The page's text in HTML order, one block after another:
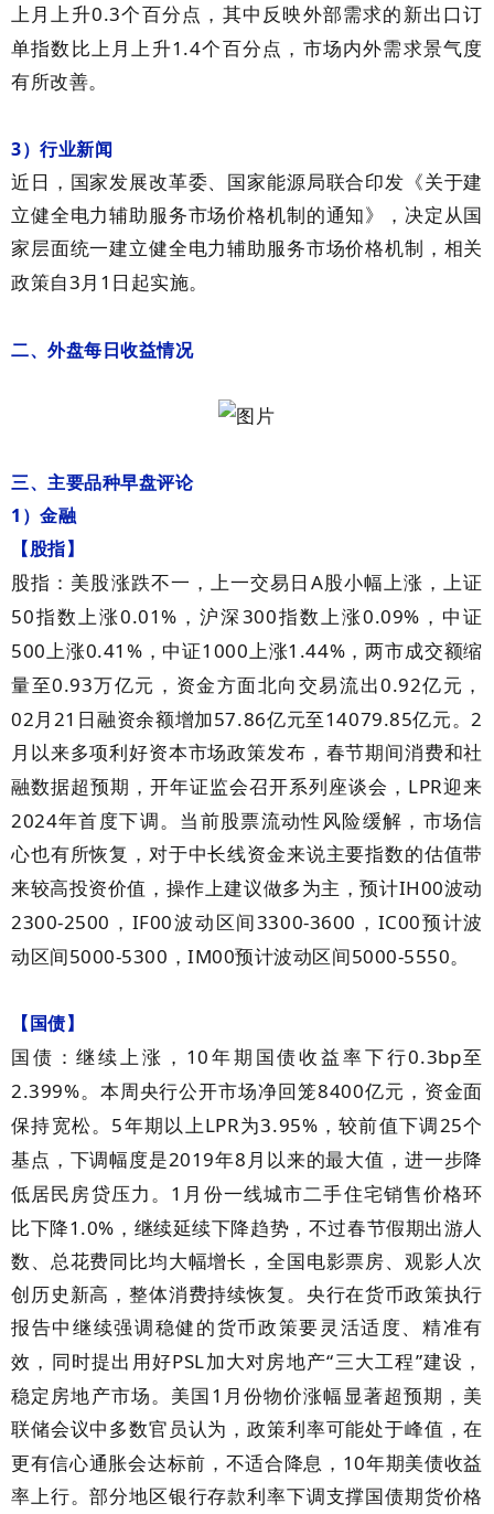
上月上升0.3个百分点，其中反映外部需求的新出口订
单指数比上月上升1.4个百分点，市场内外需求景气度
有所改善。
3）行业新闻
近日，国家发展改革委、国家能源局联合印发《关于建
立健全电力辅助服务市场价格机制的通知》，决定从国
家层面统一建立健全电力辅助服务市场价格机制，相关
政策自3 月 1 日起实施。
二、外盘每日收益情况
三、主要品种早盘评论
1 ）金融
【股指】
股指：美股涨跌不一，上一交易日 A股小幅上涨，上证
50指数上涨0.01% ，沪深 300指数上涨0.09% ，中证
500上涨0.41% ，中证1000上涨1.44% ，两市成交额缩
量至0.93万亿元，资金方面北向交易流出0.92亿元，
02 月 21 日融资余额增加57.86亿元至14079.85亿元。2
月以来多项利好资本市场政策发布，春节期间消费和社
融数据超预期，开年证监会召开系列座谈会， LPR迎来
2024年首度下调。当前股票流动性风险缓解，市场信
心也有所恢复，对于中长线资金来说主要指数的估值带
来较高投资价值，操作上建议做多为主，预计IH00波动
2300-2500 ， IF00波动区间3300-3600 ， IC00预计波
动区间5000-5300 ，IM00预计波动区间5000-5550。
【国债】
国债：继续上涨， 10 年期国债收益率下行0.3bp至
2.399%。本周央行公开市场净回笼8400亿元，资金面
保持宽松。 5年期以上LPR为3.95% ，较前值下调 25个
基点，下调幅度是2019年8 月以来的最大值，进一步降
低居民房贷压力。 1 月份一线城市二手住宅销售价格环
比下降1.0% ，继续延续下降趋势，不过春节假期出游人
数、总花费同比均大幅增长，全国电影票房、观影人次
创历史新高，整体消费持续恢复。央行在货币政策执行
报告中继续强调稳健的货币政策要灵活适度、精准有
效，同时提出用好PSL加大对房地产“三大工程”建设，
稳定房地产市场。美国 1 月份物价涨幅显著超预期，美
联储会议中多数官员认为，政策利率可能处于峰值，在
更有信心通胀会达标前，不适合降息， 10年期美债收益
率上行。部分地区银行存款利率下调支撑国债期货价格